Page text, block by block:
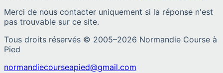
Merci de nous contacter uniquement si la réponse n'est
pas trouvable sur ce site.
Tous droits réservés © 2005–2026 Normandie Course à
Pied
normandiecourseapied@gmail.com